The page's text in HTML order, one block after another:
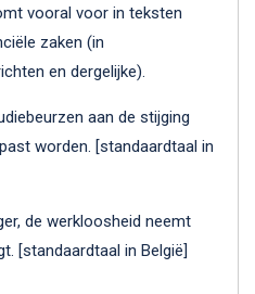
vooral voor in teksten
zaken (in
en dergelijke).
aan de stijging
worden. [standaardtaal in
de werkloosheid neemt
[standaardtaal in België]